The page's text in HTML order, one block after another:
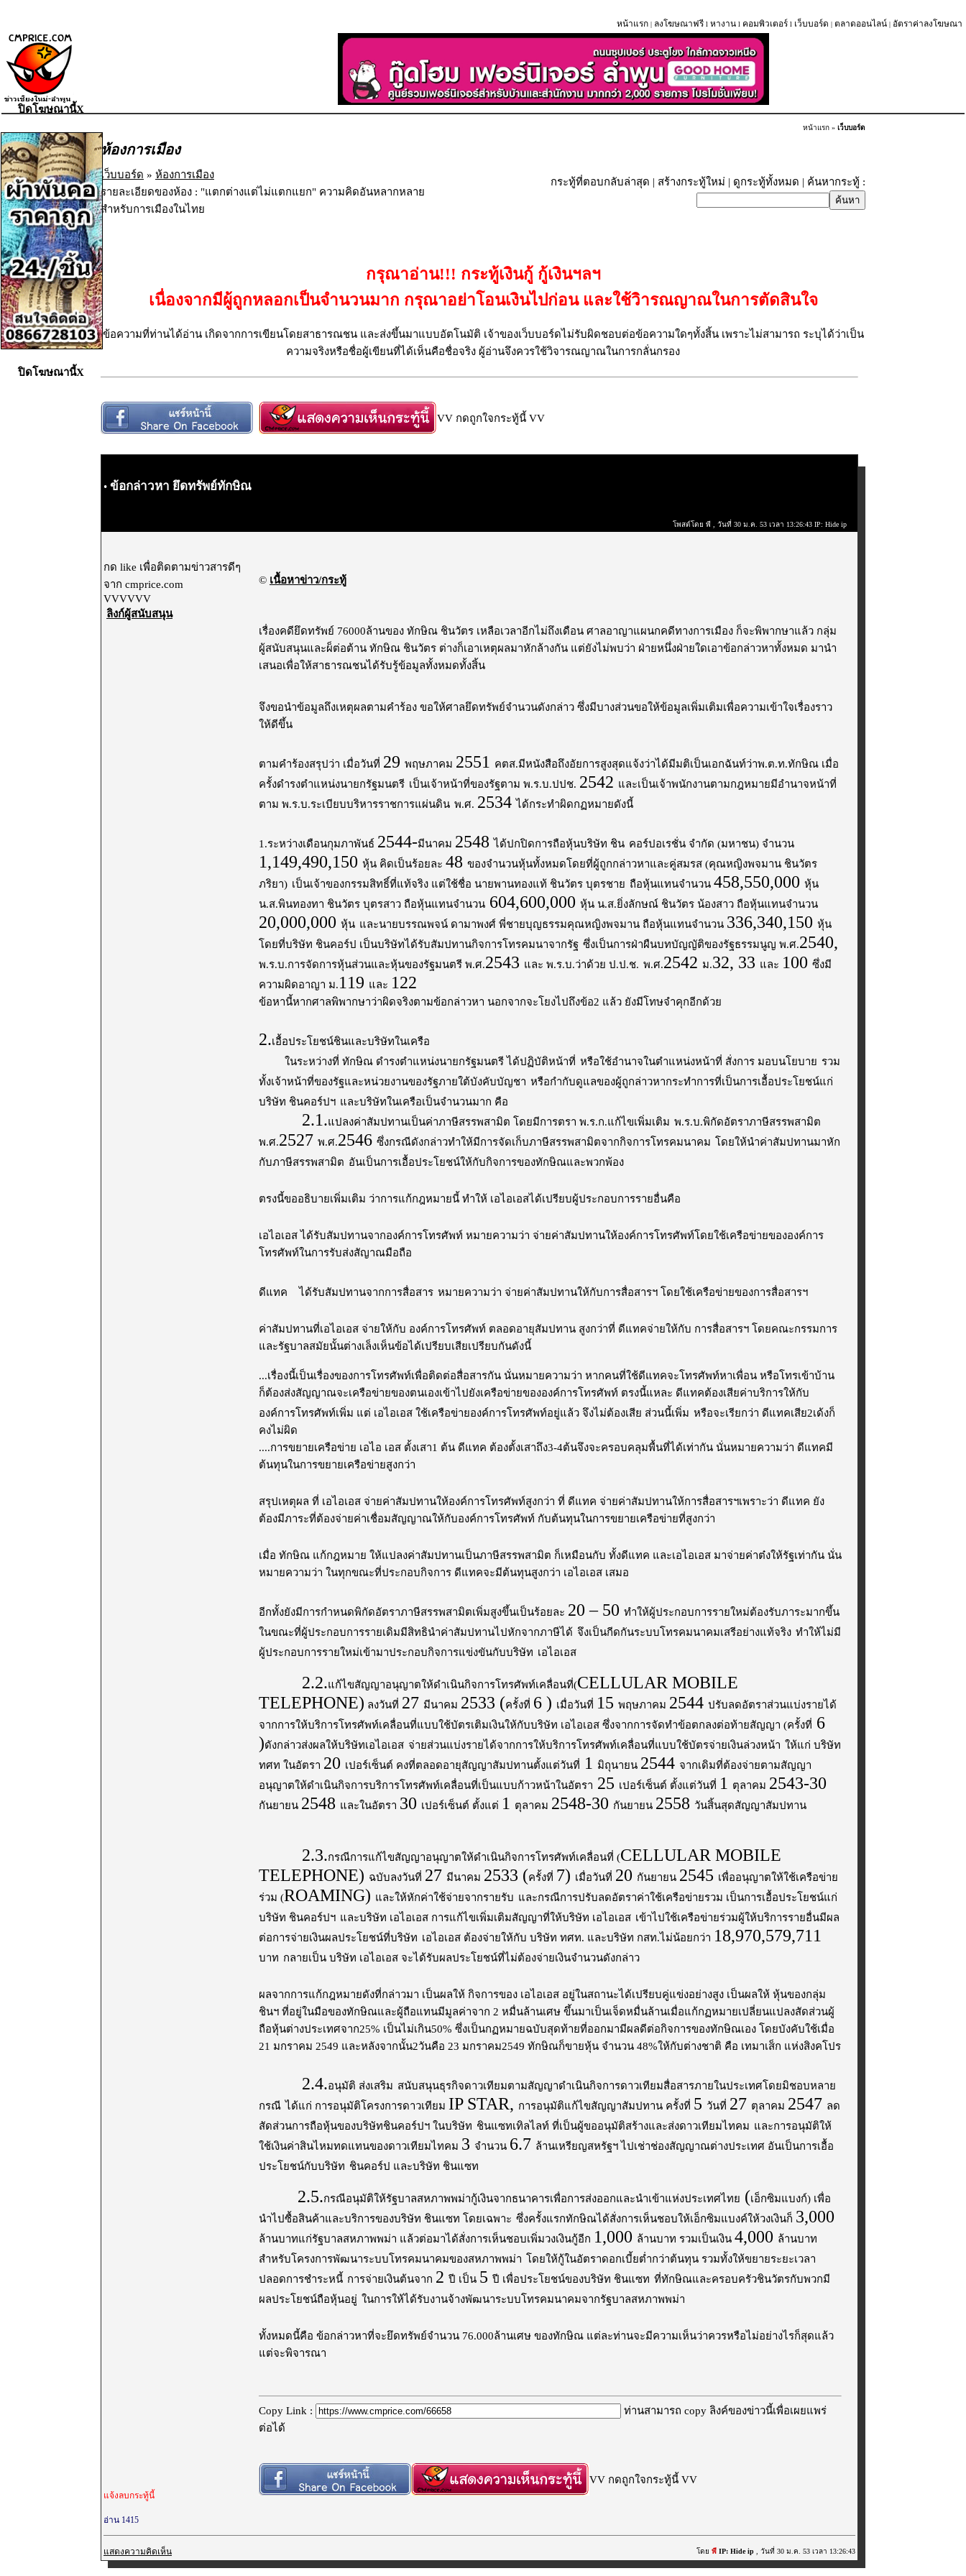
หน้าแรก | ลงโฆษณาฟรี l หางาน l คอมพิวเตอร์ l เว็บบอร์ด | ตลาดออนไลน์ | อัตราค่าลงโฆษณา
หน้าแรก » เว็บบอร์ด
ห้องการเมือง
เว็บบอร์ด » ห้องการเมือง
รายละเอียดของห้อง : "แตกต่างแต่ไม่แตกแยก" ความคิดอันหลากหลาย
สำหรับการเมืองในไทย
กระทู้ที่ตอบกลับล่าสุด | สร้างกระทู้ใหม่ | ดูกระทู้ทั้งหมด | ค้นหากระทู้ :
กรุณาอ่าน!!! กระทู้เงินกู้ กู้เงินฯลฯ
เนื่องจากมีผู้ถูกหลอกเป็นจำนวนมาก กรุณาอย่าโอนเงินไปก่อน และใช้วิารณญาณในการตัดสินใจ
ข้อความที่ท่านได้อ่าน เกิดจากการเขียนโดยสาธารณชน และส่งขึ้นมาแบบอัตโนมัติ เจ้าของเว็บบอร์ดไม่รับผิดชอบต่อข้อความใดๆทั้งสิ้น เพราะไม่สามารถ ระบุได้ว่าเป็น
ความจริงหรือชื่อผู้เขียนที่ได้เห็นคือชื่อจริง ผู้อ่านจึงควรใช้วิจารณญาณในการกลั่นกรอง
VV กดถูกใจกระทู้นี้ VV
• ข้อกล่าวหา ยึดทรัพย์ทักษิณ
โพสต์โดย พี , วันที่ 30 ม.ค. 53 เวลา 13:26:43 IP: Hide ip
กด like เพื่อติดตามข่าวสารดีๆ
จาก cmprice.com
VVVVVV
ลิงก์ผู้สนับสนุน
© เนื้อหาข่าว/กระทู้
เรื่องคดียึดทรัพย์ 76000ล้านของ ทักษิณ ชินวัตร เหลือเวลาอีกไม่ถึงเดือน ศาลอาญาแผนกคดีทางการเมือง ก็จะพิพากษาแล้ว กลุ่ม
ผู้สนับสนุนและผ็ต่อต้าน ทักษิณ ชินวัตร ต่างก็เอาเหตุผลมาหักล้างกัน แต่ยังไม่พบว่า ฝ่ายหนึ่งฝ่ายใดเอาข้อกล่าวหาทั้งหมด มานำ
เสนอเพื่อให้สาธารณชนได้รับรู้ข้อมูลทั้งหมดทั้งสิ้น
จึงขอนำข้อมูลถึงเหตุผลตามคำร้อง ขอให้ศาลยึดทรัพย์จำนวนดังกล่าว ซึ่งมีบางส่วนขอให้ข้อมูลเพิ่มเติมเพื่อความเข้าใจเรื่องราว
ให้ดีขึ้น
ตามคำร้องสรุปว่า เมื่อวันที่ 29 พฤษภาคม 2551 คตส.มีหนังสือถึงอัยการสูงสุดแจ้งว่าได้มีมติเป็นเอกฉันท์ว่าพ.ต.ท.ทักษิณ เมื่อ
ครั้งดำรงตำแหน่งนายกรัฐมนตรี เป็นเจ้าหน้าที่ของรัฐตาม พ.ร.บ.ปปช. 2542 และเป็นเจ้าพนักงานตามกฎหมายมีอำนาจหน้าที่
ตาม พ.ร.บ.ระเบียบบริหารราชการแผ่นดิน พ.ศ. 2534ได้กระทำผิดกฏหมายดังนี้
1.ระหว่างเดือนกุมภาพันธ์ 2544-มีนาคม 2548ได้ปกปิดการถือหุ้นบริษัท ชิน คอร์ปอเรชั่น จำกัด (มหาชน) จำนวน
1,149,490,150 หุ้น คิดเป็นร้อยละ 48 ของจำนวนหุ้นทั้งหมดโดยที่ผู้ถูกกล่าวหาและคู่สมรส (คุณหญิงพจมาน ชินวัตร
ภริยา) เป็นเจ้าของกรรมสิทธิ์ที่แท้จริง แต่ใช้ชื่อ นายพานทองแท้ ชินวัตร บุตรชาย ถือหุ้นแทนจำนวน 458,550,000 หุ้น
น.ส.พินทองทา ชินวัตร บุตรสาว ถือหุ้นแทนจำนวน 604,600,000 หุ้น น.ส.ยิ่งลักษณ์ ชินวัตร น้องสาว ถือหุ้นแทนจำนวน
20,000,000 หุ้น และนายบรรณพจน์ ดามาพงศ์ พี่ชายบุญธรรมคุณหญิงพจมาน ถือหุ้นแทนจำนวน 336,340,150 หุ้น
โดยที่บริษัท ชินคอร์ป เป็นบริษัทได้รับสัมปทานกิจการโทรคมนาจากรัฐ ซึ่งเป็นการฝ่าผืนบทบัญญัติของรัฐธรรมนูญ พ.ศ.2540,
พ.ร.บ.การจัดการหุ้นส่วนและหุ้นของรัฐมนตรี พ.ศ.2543 และ พ.ร.บ.ว่าด้วย ป.ป.ช. พ.ศ.2542 ม.32, 33 และ 100 ซึ่งมี
ความผิดอาญา ม.119 และ 122
ข้อหานี้หากศาลพิพากษาว่าผิดจริงตามข้อกล่าวหา นอกจากจะโยงไปถึงข้อ2 แล้ว ยังมีโทษจำคุกอีกด้วย
2.เอื้อประโยชน์ชินและบริษัทในเครือ
ในระหว่างที่ ทักษิณ ดำรงตำแหน่งนายกรัฐมนตรี ได้ปฏิบัติหน้าที่ หรือใช้อำนาจในตำแหน่งหน้าที่ สั่งการ มอบนโยบาย รวม
ทั้งเจ้าหน้าที่ของรัฐและหน่วยงานของรัฐภายใต้บังคับบัญชา หรือกำกับดูแลของผู้ถูกล่าวหากระทำการที่เป็นการเอื้อประโยชน์แก่
บริษัท ชินคอร์ปฯ และบริษัทในเครือเป็นจำนวนมาก คือ
2.1.แปลงค่าสัมปทานเป็นค่าภาษีสรรพสามิต โดยมีการตรา พ.ร.ก.แก้ไขเพิ่มเติม พ.ร.บ.พิกัดอัตราภาษีสรรพสามิต
พ.ศ.2527 พ.ศ.2546 ซึ่งกรณีดังกล่าวทำให้มีการจัดเก็บภาษีสรรพสามิตจากกิจการโทรคมนาคม โดยให้นำค่าสัมปทานมาหัก
กับภาษีสรรพสามิต อันเป็นการเอื้อประโยชน์ให้กับกิจการของทักษิณและพวกพ้อง
ตรงนี้ขออธิบายเพิ่มเติม ว่าการแก้กฎหมายนี้ ทำให้ เอไอเอสได้เปรียบผู้ประกอบการรายอื่นคือ
เอไอเอส ได้รับสัมปทานจากองค์การโทรศัพท์ หมายความว่า จ่ายค่าสัมปทานให้องค์การโทรศัพท์โดยใช้เครือข่ายขององค์การ
โทรศัพท์ในการรับส่งสัญาณมือถือ
ดีแทค ได้รับสัมปทานจากการสื่อสาร หมายความว่า จ่ายค่าสัมปทานให้กับการสื่อสารฯ โดยใช้เครือข่ายของการสื่อสารฯ
ค่าสัมปทานที่เอไอเอส จ่ายให้กับ องค์การโทรศัพท์ ตลอดอายุสัมปทาน สูงกว่าที่ ดีแทคจ่ายให้กับ การสื่อสารฯ โดยคณะกรรมการ
และรัฐบาลสมัยนั้นต่างเล็งเห็นข้อได้เปรียบเสียเปรียบกันดังนี้
...เรื่องนี้เป็นเรื่องของการโทรศัพท์เพื่อติดต่อสื่อสารกัน นั่นหมายความว่า หากคนที่ใช้ดีแทคจะโทรศัพท์หาเพื่อน หรือโทรเข้าบ้าน
ก็ต้องส่งสัญญาณจะเครือข่ายของตนเองเข้าไปยังเครือข่ายขององค์การโทรศัพท์ ตรงนี้แหละ ดีแทคต้องเสียค่าบริการให้กับ
องค์การโทรศัพท์เพิ่ม แต่ เอไอเอส ใช้เครือข่ายองค์การโทรศัพท์อยู่แล้ว จึงไม่ต้องเสีย ส่วนนี้เพิ่ม หรือจะเรียกว่า ดีแทคเสีย2เด้งก็
คงไม่ผิด
....การขยายเครือข่าย เอไอ เอส ตั้งเสา1 ต้น ดีแทค ต้องตั้งเสาถึง3-4ต้นจึงจะครอบคลุมพื้นที่ได้เท่ากัน นั่นหมายความว่า ดีแทคมี
ต้นทุนในการขยายเครือข่ายสูงกว่า
สรุปเหตุผล ที่ เอไอเอส จ่ายค่าสัมปทานให้องค์การโทรศัพท์สูงกว่า ที่ ดีแทค จ่ายค่าสัมปทานให้การสื่อสารฯเพราะว่า ดีแทค ยัง
ต้องมีภาระที่ต้องจ่ายค่าเชื่อมสัญญาณให้กับองค์การโทรศัพท์ กับต้นทุนในการขยายเครือข่ายที่สูงกว่า
เมื่อ ทักษิณ แก้กฎหมาย ให้แปลงค่าสัมปทานเป็นภาษีสรรพสามิต ก็เหมือนกับ ทั้งดีแทค และเอไอเอส มาจ่ายค่าต๋งให้รัฐเท่ากัน นั่น
หมายความว่า ในทุกขณะที่ประกอบกิจการ ดีแทคจะมีต้นทุนสูงกว่า เอไอเอส เสมอ
อีกทั้งยังมีการกำหนดพิกัดอัตราภาษีสรรพสามิตเพิ่มสูงขึ้นเป็นร้อยละ 20 – 50 ทำให้ผู้ประกอบการรายใหม่ต้องรับภาระมากขึ้น
ในขณะที่ผู้ประกอบการรายเดิมมีสิทธินำค่าสัมปทานไปหักจากภาษีได้ จึงเป็นกีดกันระบบโทรคมนาคมเสรีอย่างแท้จริง ทำให้ไม่มี
ผู้ประกอบการรายใหม่เข้ามาประกอบกิจการแข่งขันกับบริษัท เอไอเอส
2.2.แก้ไขสัญญาอนุญาตให้ดำเนินกิจการโทรศัพท์เคลื่อนที่(CELLULAR MOBILE
TELEPHONE) ลงวันที่ 27 มีนาคม 2533 (ครั้งที่ 6 ) เมื่อวันที่ 15 พฤษภาคม 2544 ปรับลดอัตราส่วนแบ่งรายได้
จากการให้บริการโทรศัพท์เคลื่อนที่แบบใช้บัตรเติมเงินให้กับบริษัท เอไอเอส ซึ่งจากการจัดทำข้อตกลงต่อท้ายสัญญา (ครั้งที่ 6
)ดังกล่าวส่งผลให้บริษัทเอไอเอส จ่ายส่วนแบ่งรายได้จากการให้บริการโทรศัพท์เคลื่อนที่แบบใช้บัตรจ่ายเงินล่วงหน้า ให้แก่ บริษัท
ทศท ในอัตรา 20 เปอร์เซ็นต์ คงที่ตลอดอายุสัญญาสัมปทานตั้งแต่วันที่ 1 มิถุนายน 2544 จากเดิมที่ต้องจ่ายตามสัญญา
อนุญาตให้ดำเนินกิจการบริการโทรศัพท์เคลื่อนที่เป็นแบบก้าวหน้าในอัตรา 25 เปอร์เซ็นต์ ตั้งแต่วันที่ 1 ตุลาคม 2543-30
กันยายน 2548 และในอัตรา 30 เปอร์เซ็นต์ ตั้งแต่ 1 ตุลาคม 2548-30 กันยายน 2558 วันสิ้นสุดสัญญาสัมปทาน
2.3.กรณีการแก้ไขสัญญาอนุญาตให้ดำเนินกิจการโทรศัพท์เคลื่อนที่ (CELLULAR MOBILE
TELEPHONE) ฉบับลงวันที่ 27 มีนาคม 2533 (ครั้งที่ 7) เมื่อวันที่ 20 กันยายน 2545 เพื่ออนุญาตให้ใช้เครือข่าย
ร่วม (ROAMING) และให้หักค่าใช้จ่ายจากรายรับ และกรณีการปรับลดอัตราค่าใช้เครือข่ายรวม เป็นการเอื้อประโยชน์แก่
บริษัท ชินคอร์ปฯ และบริษัท เอไอเอส การแก้ไขเพิ่มเติมสัญญาที่ให้บริษัท เอไอเอส เข้าไปใช้เครือข่ายร่วมผู้ให้บริการรายอื่นมีผล
ต่อการจ่ายเงินผลประโยชน์ที่บริษัท เอไอเอส ต้องจ่ายให้กับ บริษัท ทศท. และบริษัท กสท.ไม่น้อยกว่า 18,970,579,711
บาท กลายเป็น บริษัท เอไอเอส จะได้รับผลประโยชน์ที่ไม่ต้องจ่ายเงินจำนวนดังกล่าว
ผลจากการแก้กฎหมายดังที่กล่าวมา เป็นผลให้ กิจการของ เอไอเอส อยู่ในสถานะได้เปรียบคู่แข่งอย่างสูง เป็นผลให้ หุ้นของกลุ่ม
ชินฯ ที่อยู่ในมือของทักษิณและผู้ถือแทนมีมูลค่าจาก 2 หมื่นล้านเศษ ขึ้นมาเป็นเจ็ดหมื่นล้านเมื่อแก้กฏหมายเปลี่ยนแปลงสัดส่วนผู้
ถือหุ้นต่างประเทศจาก25% เป็นไม่เกิน50% ซึ่งเป็นกฏหมายฉบับสุดท้ายที่ออกมามีผลดีต่อกิจการของทักษิณเอง โดยบังคับใช้เมื่อ
21 มกราคม 2549 และหลังจากนั้น2วันคือ 23 มกราคม2549 ทักษิณก็ขายหุ้น จำนวน 48%ให้กับต่างชาติ คือ เทมาเส็ก แห่งสิงคโปร
2.4.อนุมัติ ส่งเสริม สนับสนุนธุรกิจดาวเทียมตามสัญญาดำเนินกิจการดาวเทียมสื่อสารภายในประเทศโดยมิชอบหลาย
กรณี ได้แก่ การอนุมัติโครงการดาวเทียม IP STAR, การอนุมัติแก้ไขสัญญาสัมปทาน ครั้งที่ 5 วันที่ 27 ตุลาคม 2547 ลด
สัดส่วนการถือหุ้นของบริษัทชินคอร์ปฯ ในบริษัท ชินแซทเทิลไลท์ ที่เป็นผู้ขออนุมัติสร้างและส่งดาวเทียมไทคม และการอนุมัติให้
ใช้เงินค่าสินไหมทดแทนของดาวเทียมไทคม 3 จำนวน 6.7 ล้านเหรียญสหรัฐฯ ไปเช่าช่องสัญญาณต่างประเทศ อันเป็นการเอื้อ
ประโยชน์กับบริษัท ชินคอร์ป และบริษัท ชินแซท
2.5.กรณีอนุมัติให้รัฐบาลสหภาพพม่ากู้เงินจากธนาคารเพื่อการส่งออกและนำเข้าแห่งประเทศไทย (เอ็กซิมแบงก์) เพื่อ
นำไปซื้อสินค้าและบริการของบริษัท ชินแซท โดยเฉพาะ ซึ่งครั้งแรกทักษิณได้สั่งการเห็นชอบให้เอ็กซิมแบงค์ให้วงเงินก็ 3,000
ล้านบาทแก่รัฐบาลสหภาพพม่า แล้วต่อมาได้สั่งการเห็นชอบเพิ่มวงเงินกู้อีก 1,000 ล้านบาท รวมเป็นเงิน 4,000 ล้านบาท
สำหรับโครงการพัฒนาระบบโทรคมนาคมของสหภาพพม่า โดยให้กู้ในอัตราดอกเบี้ยต่ำกว่าต้นทุน รวมทั้งให้ขยายระยะเวลา
ปลอดการชำระหนี้ การจ่ายเงินต้นจาก 2 ปี เป็น 5 ปี เพื่อประโยชน์ของบริษัท ชินแซท ที่ทักษิณและครอบครัวชินวัตรกับพวกมี
ผลประโยชน์ถือหุ้นอยู่ ในการให้ได้รับงานจ้างพัฒนาระบบโทรคมนาคมจากรัฐบาลสหภาพพม่า
ทั้งหมดนี้คือ ข้อกล่าวหาที่จะยึดทรัพย์จำนวน 76.000ล้านเศษ ของทักษิณ แต่ละท่านจะมีความเห็นว่าควรหรือไม่อย่างไรก็สุดแล้ว
แต่จะพิจารณา
Copy Link :
ท่านสามารถ copy ลิงค์ของข่าวนี้เพื่อเผยแพร่
ต่อได้
VV กดถูกใจกระทู้นี้ VV
แจ้งลบกระทู้นี้
อ่าน 1415
แสดงความคิดเห็น โดย พี IP: Hide ip , วันที่ 30 ม.ค. 53 เวลา 13:26:43
ปิดโฆษณานี้X
ปิดโฆษณานี้X